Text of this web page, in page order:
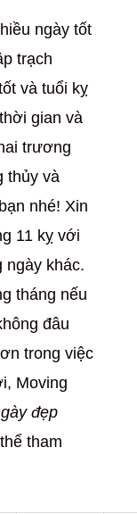
ngày tốt
trạch
và tuổi kỵ
gian và
trương
thủy và
nhé! Xin
11 kỵ với
ngày khác.
tháng nếu
đâu
trong việc
Moving
đẹp
tham